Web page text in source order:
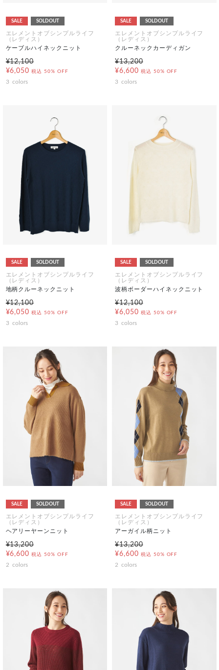
SALE SOLDOUT
エレメントオブシンプルライフ
（レディス）
ケーブルハイネックニット
¥12,100
¥6,050 税込 50% OFF
3 colors
SALE SOLDOUT
エレメントオブシンプルライフ
（レディス）
クルーネックカーディガン
¥13,200
¥6,600 税込 50% OFF
3 colors
SALE SOLDOUT
エレメントオブシンプルライフ
（レディス）
地柄クルーネックニット
¥12,100
¥6,050 税込 50% OFF
3 colors
SALE SOLDOUT
エレメントオブシンプルライフ
（レディス）
波柄ボーダーハイネックニット
¥12,100
¥6,050 税込 50% OFF
3 colors
SALE SOLDOUT
エレメントオブシンプルライフ
（レディス）
ヘアリーヤーンニット
¥13,200
¥6,600 税込 50% OFF
2 colors
SALE SOLDOUT
エレメントオブシンプルライフ
（レディス）
アーガイル柄ニット
¥13,200
¥6,600 税込 50% OFF
2 colors